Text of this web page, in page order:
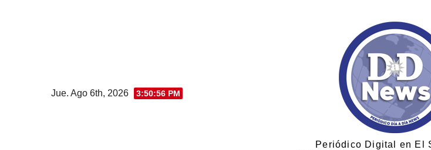
Jue. Ago 6th, 2026 3:50:56 PM
Periódico Digital en El